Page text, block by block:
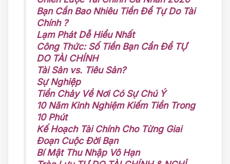
Bạn Cần Bao Nhiêu Tiền Để Tự Do Tài
Chính ?
Lạm Phát Dễ Hiểu Nhất
Công Thức: Số Tiền Bạn Cần Để TỰ
DO TÀI CHÍNH
Tài Sản vs. Tiêu Sản?
Sự Nghiệp
Tiền Chảy Về Nơi Có Sự Chú Ý
10 Năm Kinh Nghiệm Kiếm Tiền Trong
10 Phút
Kế Hoạch Tài Chính Cho Từng Giai
Đoạn Cuộc Đời Bạn
Bí Mật Thu Nhập Vô Hạn